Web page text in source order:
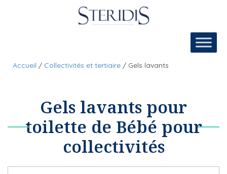
Accueil / Collectivités et tertiaire / Gels lavants
Gels lavants pour
toilette de Bébé pour
collectivités